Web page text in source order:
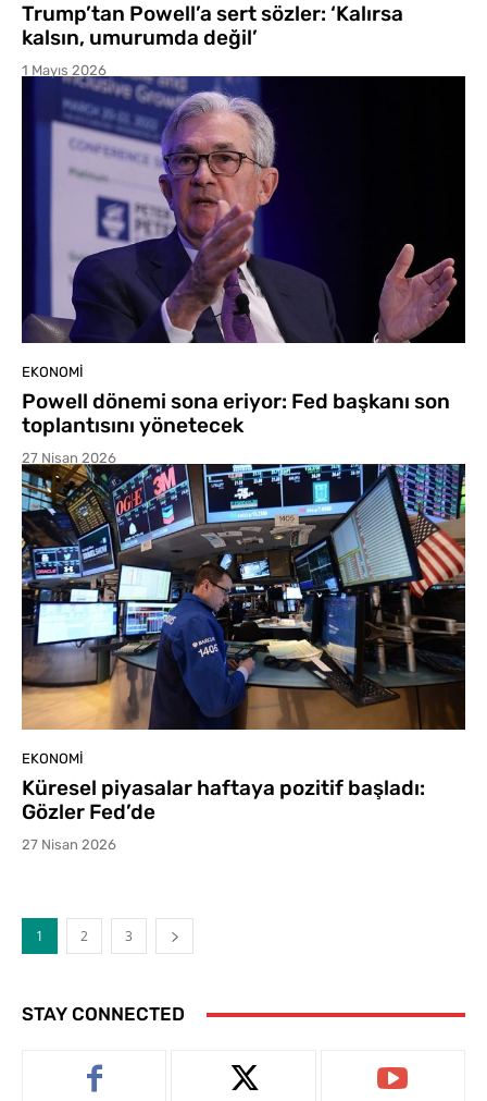
Trump’tan Powell’a sert sözler: ‘Kalırsa
kalsın, umurumda değil’
1 Mayıs 2026
EKONOMI
Powell dönemi sona eriyor: Fed başkanı son
toplantısını yönetecek
27 Nisan 2026
EKONOMI
Küresel piyasalar haftaya pozitif başladı:
Gözler Fed’de
27 Nisan 2026
1 2 3
STAY CONNECTED